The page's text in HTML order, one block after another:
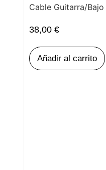
Cable Guitarra/Bajo
38,00 €
Añadir al carrito